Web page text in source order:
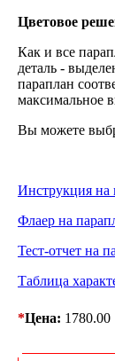
Цветовое
Как и все
деталь -
параплан
максимальное
Вы можете
Инструкция на
Флаер на
Тест-отчет на
Таблица
*Цена: 1780.00